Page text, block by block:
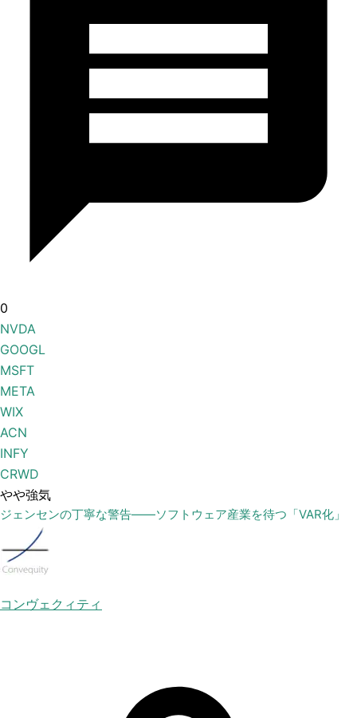
0
NVDA
GOOGL
MSFT
META
WIX
ACN
INFY
CRWD
やや強気
ジェンセンの丁寧な警告——ソフトウェア産業を待つ「VAR化」
コンヴェクィティ